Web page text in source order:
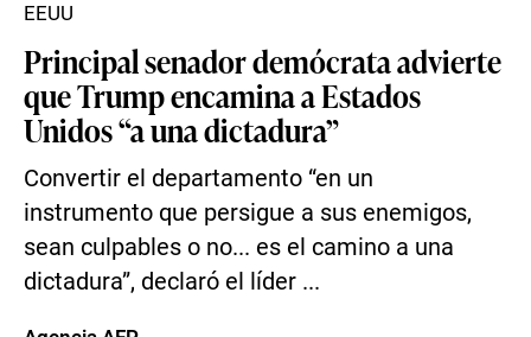
Principal senador demócrata advierte
que Trump encamina a Estados
Unidos “a una dictadura”
Convertir el departamento “en un
instrumento que persigue a sus enemigos,
sean culpables o no... es el camino a una
dictadura”, declaró el líder ...
EEUU